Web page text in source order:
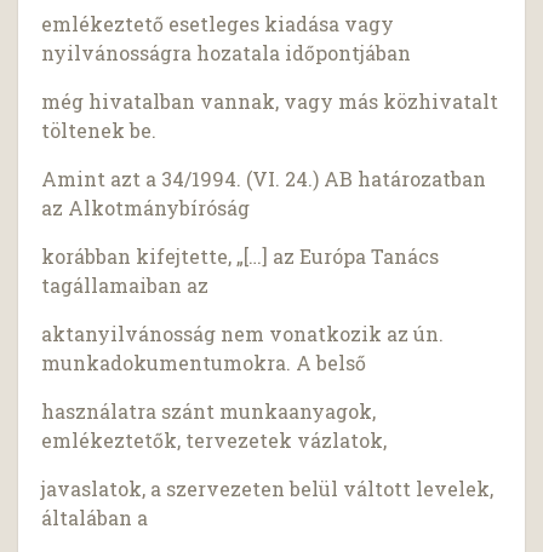
emlékeztető esetleges kiadása vagy
nyilvánosságra hozatala időpontjában
még hivatalban vannak, vagy más közhivatalt
töltenek be.
Amint azt a 34/1994. (VI. 24.) AB határozatban
az Alkotmánybíróság
korábban kifejtette, „[…] az Európa Tanács
tagállamaiban az
aktanyilvánosság nem vonatkozik az ún.
munkadokumentumokra. A belső
használatra szánt munkaanyagok,
emlékeztetők, tervezetek vázlatok,
javaslatok, a szervezeten belül váltott levelek,
általában a